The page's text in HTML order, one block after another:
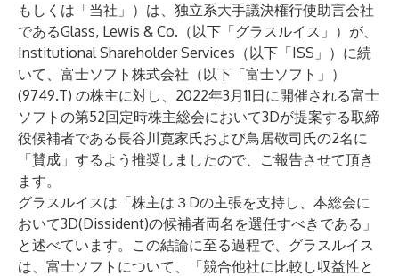
もしくは「当社」）は、独立系大手議決権行使助言会社
であるGlass, Lewis & Co.（以下「グラスルイス」）が、
Institutional Shareholder Services（以下「ISS」）に続
いて、富士ソフト株式会社（以下「富士ソフト」）
(9749.T) の株主に対し、2022年3月11日に開催される富士
ソフトの第52回定時株主総会において3Dが提案する取締
役候補者である長谷川寛家氏および鳥居敬司氏の2名に
「賛成」するよう推奨しましたので、ご報告させて頂き
ます。
グラスルイスは「株主は３Dの主張を支持し、本総会に
おいて3D(Dissident)の候補者両名を選任すべきである」
と述べています。この結論に至る過程で、グラスルイス
は、富士ソフトについて、「競合他社に比較し収益性と